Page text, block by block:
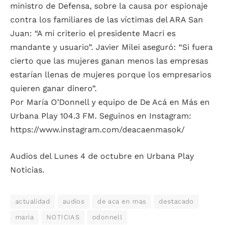
ministro de Defensa, sobre la causa por espionaje
contra los familiares de las víctimas del ARA San
Juan: “A mi criterio el presidente Macri es
mandante y usuario”. Javier Milei aseguró: “Si fuera
cierto que las mujeres ganan menos las empresas
estarían llenas de mujeres porque los empresarios
quieren ganar dinero”.
Por María O’Donnell y equipo de De Acá en Más en
Urbana Play 104.3 FM. Seguinos en Instagram:
https://www.instagram.com/deacaenmasok/
Audios del Lunes 4 de octubre en Urbana Play
Noticias.
actualidad audios de aca en mas destacado
maria NOTICIAS odonnell